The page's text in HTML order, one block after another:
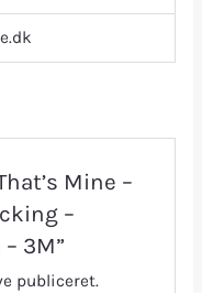
Mine –
–
3M”
publiceret.